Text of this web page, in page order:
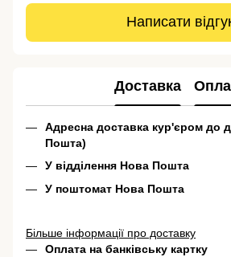
Написати
Доставка
Адресна доставка кур'єром до
Пошта)
У відділення Нова Пошта
У поштомат Нова Пошта
Більше інформації про доставку
Оплата на банківську картку